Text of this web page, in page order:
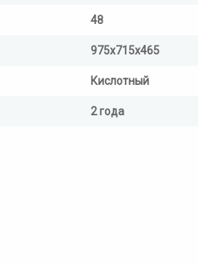
48
975х715х465
Кислотный
2 года